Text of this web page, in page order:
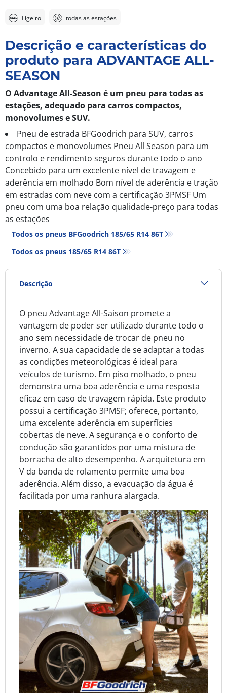
Ligeiro todas as estações
Descrição e características do
produto para ADVANTAGE ALL-
SEASON
O Advantage All-Season é um pneu para todas as
estações, adequado para carros compactos,
monovolumes e SUV.
Pneu de estrada BFGoodrich para SUV, carros
compactos e monovolumes Pneu All Season para um
controlo e rendimento seguros durante todo o ano
Concebido para um excelente nível de travagem e
aderência em molhado Bom nível de aderência e tração
em estradas com neve com a certificação 3PMSF Um
pneu com uma boa relação qualidade-preço para todas
as estações
Todos os pneus BFGoodrich 185/65 R14 86T
Todos os pneus‎ 185/65 R14 86T
Descrição
O pneu Advantage All-Saison promete a
vantagem de poder ser utilizado durante todo o
ano sem necessidade de trocar de pneu no
inverno. A sua capacidade de se adaptar a todas
as condições meteorológicas é ideal para
veículos de turismo. Em piso molhado, o pneu
demonstra uma boa aderência e uma resposta
eficaz em caso de travagem rápida. Este produto
possui a certificação 3PMSF; oferece, portanto,
uma excelente aderência em superfícies
cobertas de neve. A segurança e o conforto de
condução são garantidos por uma mistura de
borracha de alto desempenho. A arquitetura em
V da banda de rolamento permite uma boa
aderência. Além disso, a evacuação da água é
facilitada por uma ranhura alargada.